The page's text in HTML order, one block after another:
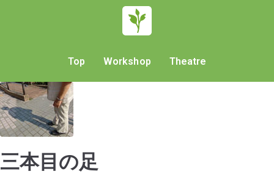
Top Workshop Theatre
三本目の足